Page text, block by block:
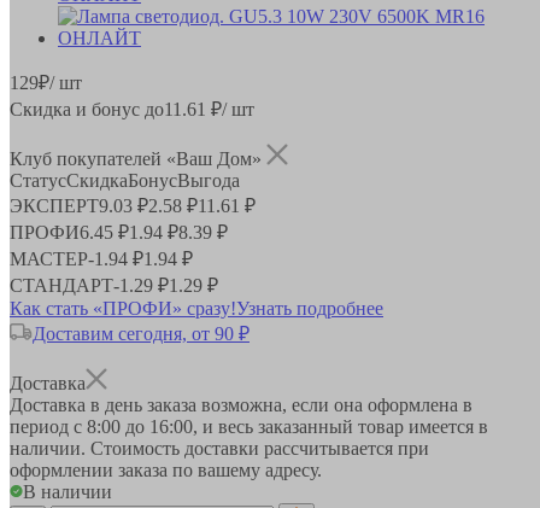
129₽/ шт
Скидка и бонус до11.61 ₽/ шт
Клуб покупателей «Ваш Дом»
СтатусСкидкаБонусВыгода
ЭКСПЕРТ9.03 ₽2.58 ₽11.61 ₽
ПРОФИ6.45 ₽1.94 ₽8.39 ₽
МАСТЕР-1.94 ₽1.94 ₽
СТАНДАРТ-1.29 ₽1.29 ₽
Как стать «ПРОФИ» сразу!Узнать подробнее
Доставим сегодня, от 90 ₽
Доставка
Доставка в день заказа возможна, если она оформлена в
период с 8:00 до 16:00, и весь заказанный товар имеется в
наличии. Стоимость доставки рассчитывается при
оформлении заказа по вашему адресу.
В наличии